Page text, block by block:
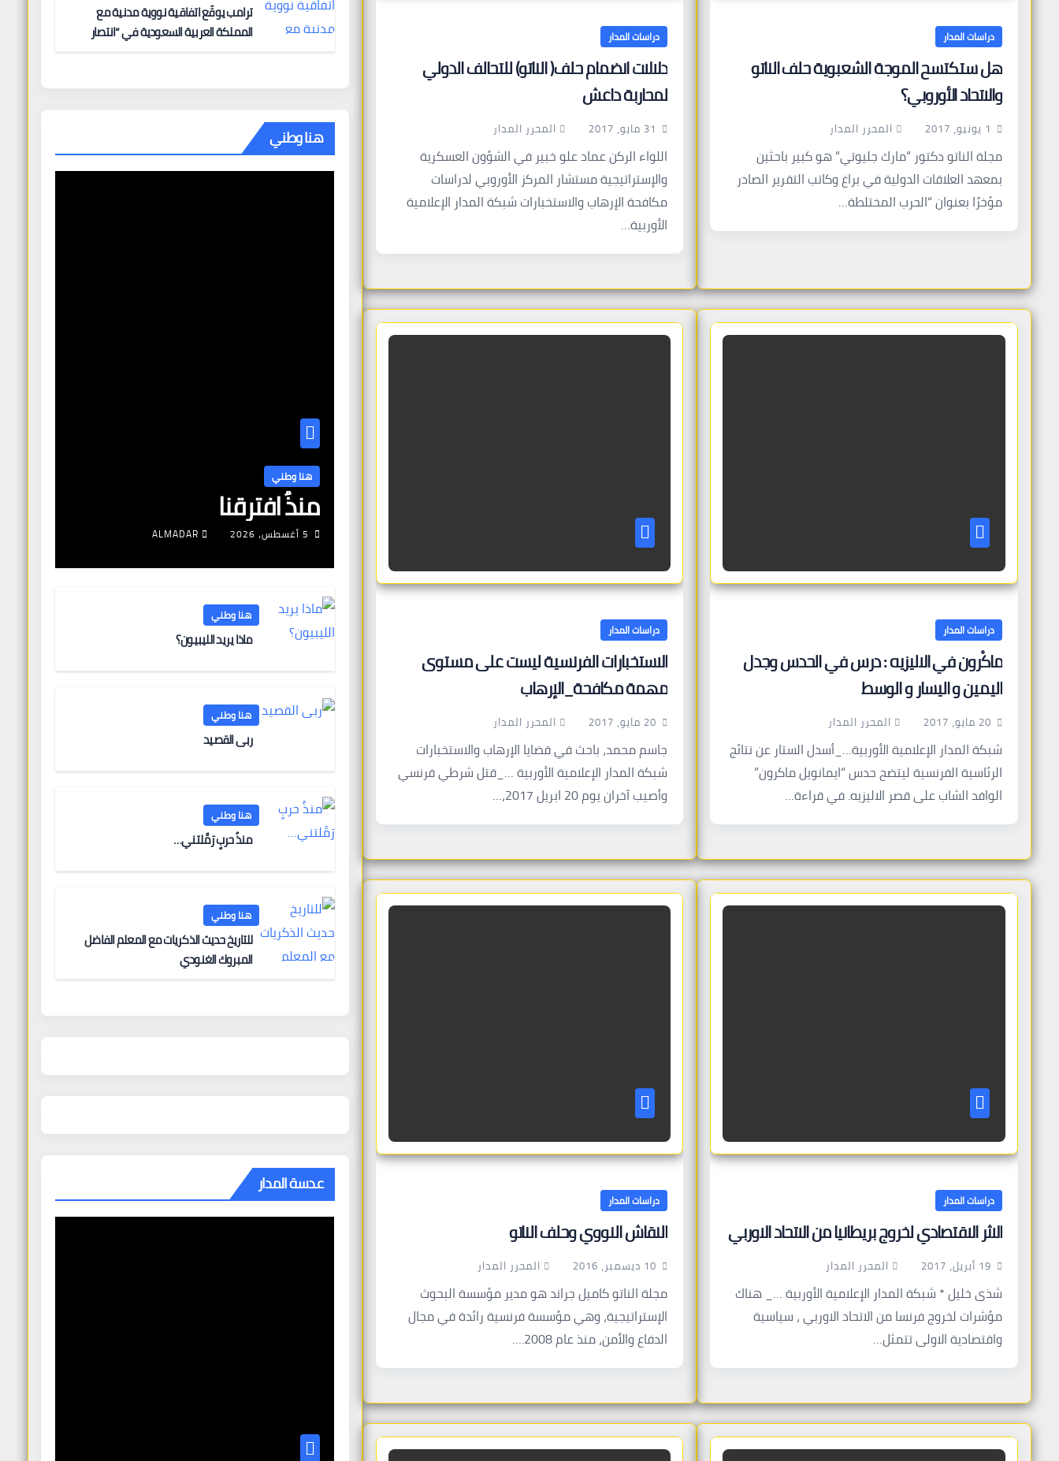
دراسات المدار
هل ستكتسح الموجة الشعبوية حلف الناتو
والاتحاد الأوروبي؟
1 يونيو، 2017 المحرر المدار
مجلة الناتو دكتور “مارك جليوتي“ هو كبير باحثين
بمعهد العلاقات الدولية في براغ وكاتب التقرير الصادر
مؤخرًا بعنوان “الحرب المختلطة…
دراسات المدار
دلالات انضمام حلف( الناتو) للتحالف الدولي
لمحاربة داعش
31 مايو، 2017 المحرر المدار
اللواء الركن عماد علو خبير في الشؤون العسكرية
والإستراتيجية مستشار المركز الأوروبي لدراسات
مكافحة الإرهاب والاستخبارات شبكة المدار الإعلامية
الأوربية…
دراسات المدار
ماكْرون في الاليزيه : درس في الحدس وجدل
اليمين و اليسار و الوسط
20 مايو، 2017 المحرر المدار
شبكة المدار الإعلامية الأوربية…_أسدل الستار عن نتائج
الرئاسية الفرنسية ليتضح حدس “ايمانويل ماكرون”
الوافد الشاب على قصر الاليزيه. في قراءة…
دراسات المدار
الاستخبارات الفرنسية ليست على مستوى
مهمة مكافحة_الإرهاب
20 مايو، 2017 المحرر المدار
جاسم محمد، باحث في قضايا الإرهاب والاستخبارات
شبكة المدار الإعلامية الأوربية …_قتل شرطي فرنسي
وأصيب آخران يوم 20 ابريل 2017،…
دراسات المدار
الاثر الاقتصادي لخروج بريطانيا من الاتحاد الاوربي
19 أبريل، 2017 المحرر المدار
شذى خليل * شبكة المدار الإعلامية الأوربية …_ هناك
مؤشرات لخروج فرنسا من الاتحاد الاوربي ، سياسية
واقتصادية الاولى تتمثل…
دراسات المدار
النقاش النووي وحلف الناتو
10 ديسمبر، 2016 المحرر المدار
مجلة الناتو كاميل جراند هو مدير مؤسسة البحوث
الإستراتيجية، وهي مؤسسة فرنسية رائدة في مجال
الدفاع والأمن، منذ عام 2008.…
ترامب يوقّع اتفاقية نووية مدنية مع
المملكة العربية السعودية في “انتصار
هنا وطني
هنا وطني
منذُ افترقنا
5 أغسطس، 2026 ALMADAR
هنا وطني
ماذا يريد الليبيون؟
هنا وطني
ربى القصيد
هنا وطني
منذُ حربٍ رَمَّلتني…
هنا وطني
للتاريخ حديث الذكريات مع المعلم الفاضل
المبروك الغنودي
عدسة المدار